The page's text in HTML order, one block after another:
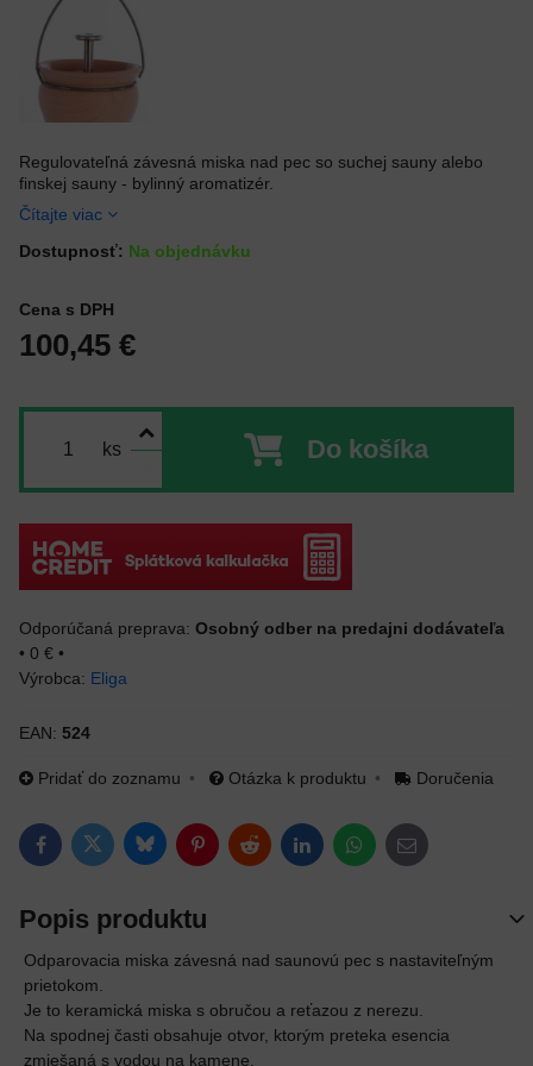
Regulovateľná závesná miska nad pec so suchej sauny alebo
finskej sauny - bylinný aromatizér.
Čítajte viac
Dostupnosť: Na objednávku
Cena s DPH
100,45 €
ks Do košíka
Osobný odber na predajni dodávateľa
• 0 € •
Výrobca: Eliga
EAN: 524
Pridať do zoznamu Otázka k produktu Doručenia
FacebookTwitterBlueskyPinterestRedditLinkedInWhatsApp
E-mail
Popis produktu
Odparovacia miska závesná nad saunovú pec s nastaviteľným
prietokom.
Je to keramická miska s obručou a reťazou z nerezu.
Na spodnej časti obsahuje otvor, ktorým preteka esencia
zmiešaná s vodou na kamene.